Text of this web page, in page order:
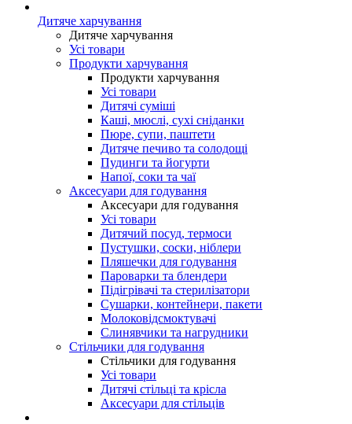
Дитяче харчування
Дитяче харчування
Усі товари
Продукти харчування
Продукти харчування
Усі товари
Дитячі суміші
Каші, мюслі, сухі сніданки
Пюре, супи, паштети
Дитяче печиво та солодощі
Пудинги та йогурти
Напої, соки та чаї
Аксесуари для годування
Аксесуари для годування
Усі товари
Дитячий посуд, термоси
Пустушки, соски, ніблери
Пляшечки для годування
Пароварки та блендери
Підігрівачі та стерилізатори
Сушарки, контейнери, пакети
Молоковідсмоктувачі
Слинявчики та нагрудники
Стільчики для годування
Стільчики для годування
Усі товари
Дитячі стільці та крісла
Аксесуари для стільців